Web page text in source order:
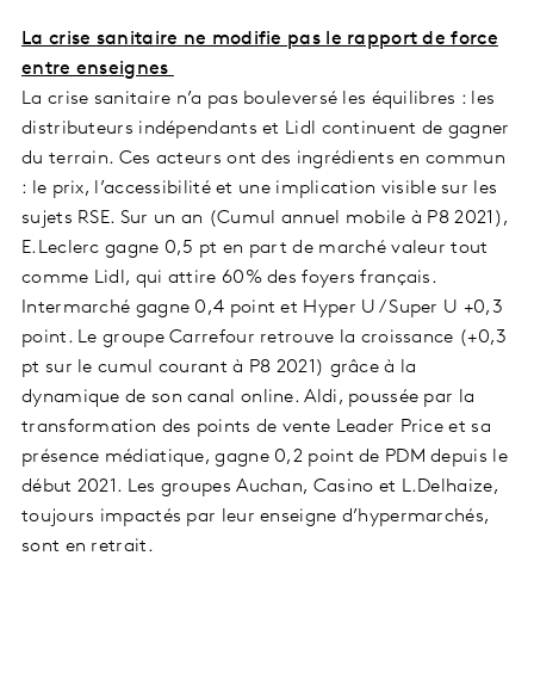
La crise sanitaire ne modifie pas le rapport de force
entre enseignes
La crise sanitaire n’a pas bouleversé les équilibres : les
distributeurs indépendants et Lidl continuent de gagner
du terrain. Ces acteurs ont des ingrédients en commun
: le prix, l’accessibilité et une implication visible sur les
sujets RSE. Sur un an (Cumul annuel mobile à P8 2021),
E.Leclerc gagne 0,5 pt en part de marché valeur tout
comme Lidl, qui attire 60% des foyers français.
Intermarché gagne 0,4 point et Hyper U / Super U +0,3
point. Le groupe Carrefour retrouve la croissance (+0,3
pt sur le cumul courant à P8 2021) grâce à la
dynamique de son canal online. Aldi, poussée par la
transformation des points de vente Leader Price et sa
présence médiatique, gagne 0,2 point de PDM depuis le
début 2021. Les groupes Auchan, Casino et L.Delhaize,
toujours impactés par leur enseigne d’hypermarchés,
sont en retrait.